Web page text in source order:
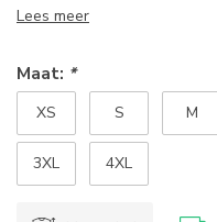
Lees meer
Maat: *
XS S M
3XL 4XL